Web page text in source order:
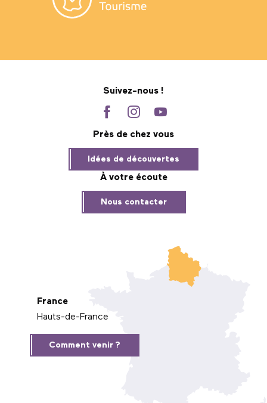
Suivez-nous !
Près de chez vous
Idées de découvertes
À votre écoute
Nous contacter
France
Hauts-de-France
Comment venir ?